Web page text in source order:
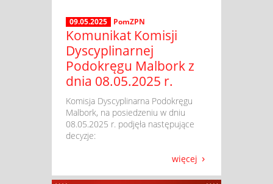
09.05.2025 PomZPN
Komunikat Komisji
Dyscyplinarnej
Podokręgu Malbork z
dnia 08.05.2025 r.
​ Komisja Dyscyplinarna Podokręgu
Malbork, na posiedzeniu w dniu
08.05.2025 r. podjęła następujące
decyzje:
więcej